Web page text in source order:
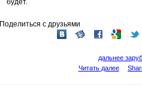
будет.
Поделиться с друзьями
дальнее
Читать далее